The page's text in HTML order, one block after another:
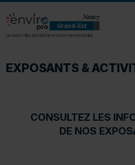
ENVIROpro Grand-Est - Nancy
Nancy
Grand-Est
Le salon des solutions environnementales
EXPOSANTS &
CONSULTEZ LES
DE NOS